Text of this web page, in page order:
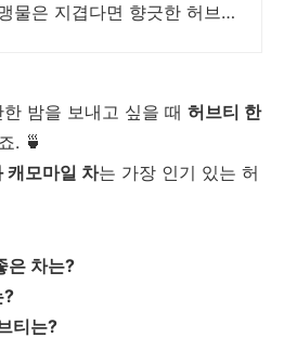
물은 지겹다면 향긋한 허브
밤을 보내고 싶을 때 허브티 한
. 🍵
캐모마일 차는 가장 인기 있는 허
은 차는?
?
티는?